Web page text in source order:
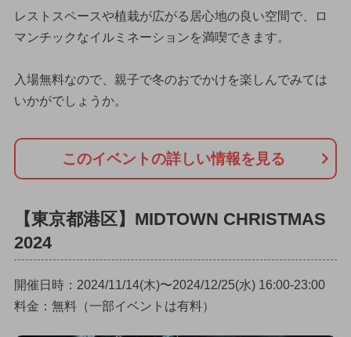
レストスペースや植栽が広がる居心地の良い空間で、ロ
マンチックなイルミネーションを満喫できます。
入場無料なので、親子で冬のおでかけを楽しんでみては
いかがでしょうか。
このイベントの詳しい情報を見る
【東京都港区】MIDTOWN CHRISTMAS
2024
開催日時：2024/11/14(木)〜2024/12/25(水) 16:00-23:00
料金：無料（一部イベントは有料）